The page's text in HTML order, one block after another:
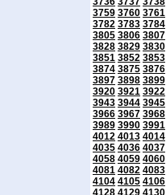
3759 3760 3761
3782 3783 3784
3805 3806 3807
3828 3829 3830
3851 3852 3853
3874 3875 3876
3897 3898 3899
3920 3921 3922
3943 3944 3945
3966 3967 3968
3989 3990 3991
4012 4013 4014
4035 4036 4037
4058 4059 4060
4081 4082 4083
4104 4105 4106
4128 4129 4130